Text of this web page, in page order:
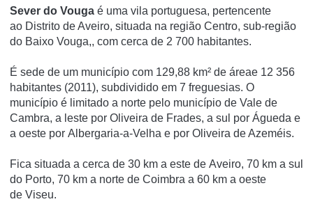
Sever do Vouga é uma vila portuguesa, pertencente
ao Distrito de Aveiro, situada na região Centro, sub-região
do Baixo Vouga,, com cerca de 2 700 habitantes.
É sede de um município com 129,88 km² de áreae 12 356
habitantes (2011), subdividido em 7 freguesias. O
município é limitado a norte pelo município de Vale de
Cambra, a leste por Oliveira de Frades, a sul por Águeda e
a oeste por Albergaria-a-Velha e por Oliveira de Azeméis.
Fica situada a cerca de 30 km a este de Aveiro, 70 km a sul
do Porto, 70 km a norte de Coimbra a 60 km a oeste
de Viseu.